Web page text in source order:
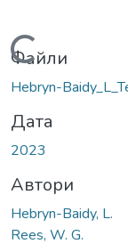
Вантажиться...
Файли
Hebryn-
Дата
2023
Автори
Hebryn-Baidy, L.
Rees, W. G.